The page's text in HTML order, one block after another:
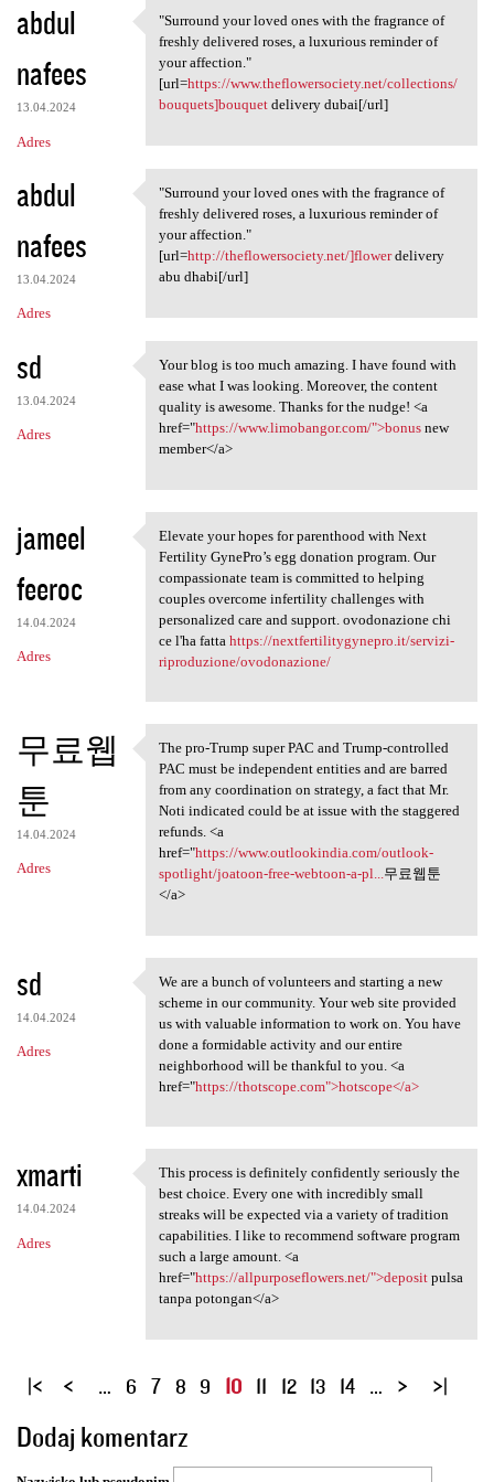
abdul
nafees
13.04.2024
Adres
"Surround your loved ones
"Surround your loved ones with the fragrance of
freshly delivered roses, a luxurious reminder of
your affection."
[url=https://www.theflowersociety.net/collections/
bouquets]bouquetdelivery dubai[/url]
abdul
nafees
13.04.2024
Adres
"Surround your loved ones
"Surround your loved ones with the fragrance of
freshly delivered roses, a luxurious reminder of
your affection."
[url=http://theflowersociety.net/]flowerdelivery
abu dhabi[/url]
sd
13.04.2024
Adres
Your blog is too much amazing
Your blog is too much amazing. I have found with
ease what I was looking. Moreover, the content
quality is awesome. Thanks for the nudge! <a
href="https://www.limobangor.com/">bonusnew
member</a>
jameel
feeroc
14.04.2024
Adres
Elevate your hopes for
Elevate your hopes for parenthood with Next
Fertility GynePro’s egg donation program. Our
compassionate team is committed to helping
couples overcome infertility challenges with
personalized care and support. ovodonazione chi
ce l'ha fatta https://nextfertilitygynepro.it/servizi-
riproduzione/ovodonazione/
무료웹
툰
14.04.2024
Adres
The pro-Trump super PAC and
The pro-Trump super PAC and Trump-controlled
PAC must be independent entities and are barred
from any coordination on strategy, a fact that Mr.
Noti indicated could be at issue with the staggered
refunds. <a
href="https://www.outlookindia.com/outlook-
spotlight/joatoon-free-webtoon-a-pl...무료웹툰
</a>
sd
14.04.2024
Adres
We are a bunch of volunteers
We are a bunch of volunteers and starting a new
scheme in our community. Your web site provided
us with valuable information to work on. You have
done a formidable activity and our entire
neighborhood will be thankful to you. <a
href="https://thotscope.com">hotscope</a>
xmarti
14.04.2024
Adres
This process is definitely
This process is definitely confidently seriously the
best choice. Every one with incredibly small
streaks will be expected via a variety of tradition
capabilities. I like to recommend software program
such a large amount. <a
href="https://allpurposeflowers.net/">depositpulsa
tanpa potongan</a>
S
r
o
… 6 7 8 9 10 11 12 13 14 …
Dodaj komentarz